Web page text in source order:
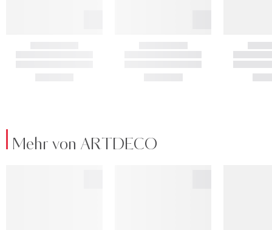
Mehr von ARTDECO